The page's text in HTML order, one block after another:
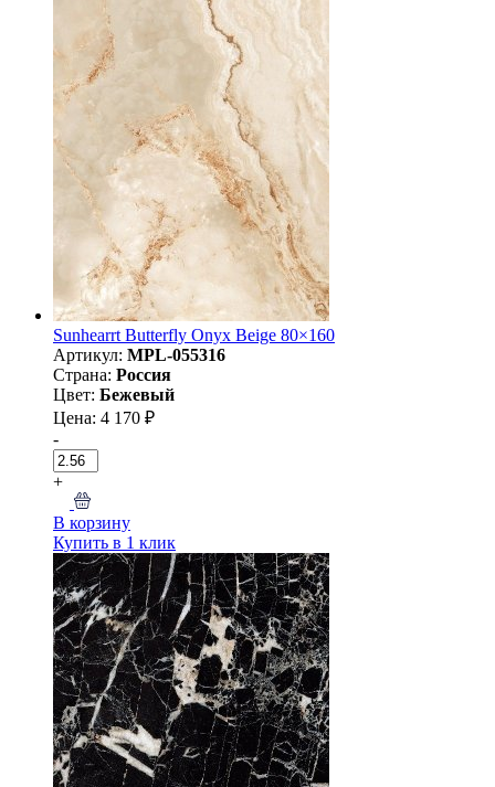
Sunhearrt Butterfly Onyx Beige 80×160
Артикул: MPL-055316
Страна: Россия
Цвет: Бежевый
Цена: 4 170 ₽
-
+
В корзину
Купить в 1 клик